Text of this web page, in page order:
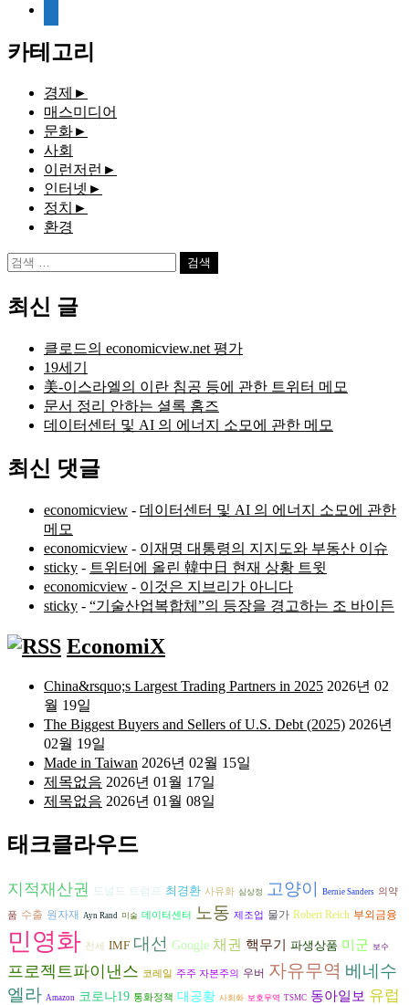
document
카테고리
경제 ►
매스미디어
문화►
사회
이런저런 ►
인터넷 ►
정치 ►
환경
검
최신 글
클로드의 economicview.net 평가
19세기
美-이스라엘의 이란 침공 등에 관한 트위터 메모
문서 정리 안하는 셜록 홈즈
데이터센터 및 AI 의 에너지 소모에 관한 메모
최신 댓글
economicview - 데이터센터 및 AI 의 에너지 소모에 관한
메모
economicview - 이재명 대통령의 지지도와 부동산 이슈
sticky - 트위터에 올린 韓中日 현재 상황 트윗
economicview - 이것은 지브리가 아니다
sticky - “기술산업복합체”의 등장을 경고하는 조 바이든
EconomiX
China&rsquo;s Largest Trading Partners in 2025 2026년 02
월 19일
The Biggest Buyers and Sellers of U.S. Debt (2025) 2026년
02월 19일
Made in Taiwan 2026년 02월 15일
제목없음 2026년 01월 17일
제목없음 2026년 01월 08일
태크클라우드
지적재산권 도널드 트럼프 최경환 사유화 심상정 고양이 Bernie Sanders 의약
품 수출 원자재 Ayn Rand 미술 데이터센터 노동 제조업 물가 Robert Reich 부외금융
민영화 전세 IMF 대선 Google 채권 핵무기 파생상품 미군 보수
프로젝트파이낸스 코레일 주주 자본주의 우버 자유무역 베네수
엘라 Amazon 코로나19 통화정책 대공황 사회화 보호무역 TSMC 동아일보 유럽